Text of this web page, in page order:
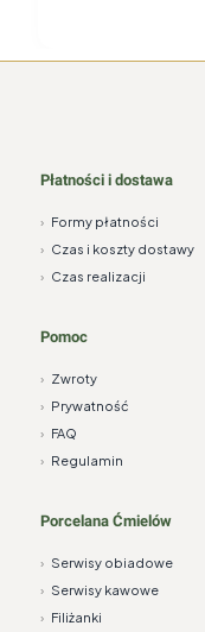
Płatności i dostawa
› Formy płatności
› Czas i koszty dostawy
› Czas realizacji
Pomoc
› Zwroty
› Prywatność
› FAQ
› Regulamin
Porcelana Ćmielów
› Serwisy obiadowe
› Serwisy kawowe
› Filiżanki